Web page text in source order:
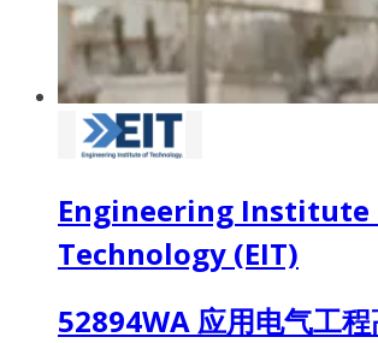
Engineering Institute
Technology (EIT)
52894WA 应用电气工